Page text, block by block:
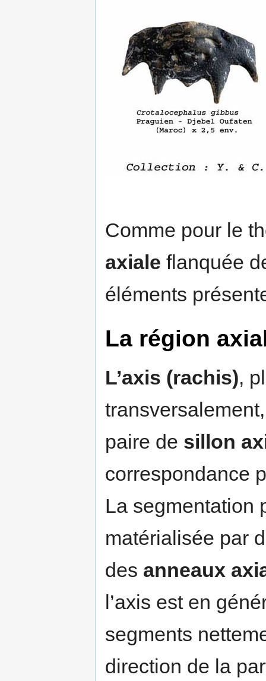
Comme pour le
axiale flanquée
éléments
La région
L’axis (rachis),
paire de sillon
correspondance
La segmentation
matérialisée par
des anneaux
l’axis est en
segments
direction de la